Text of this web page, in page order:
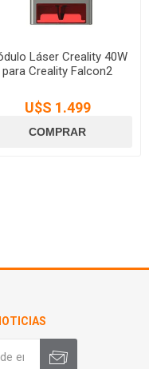
Láser Creality 40W
para Creality Falcon2
U$S 1.499